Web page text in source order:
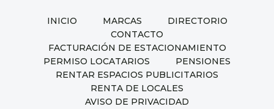
INICIO MARCAS
DIRECTORIO
CONTACTO
FACTURACIÓN DE ESTACIONAMIENTO
PERMISO LOCATARIOS
PENSIONES
RENTAR ESPACIOS PUBLICITARIOS
RENTA DE LOCALES
AVISO DE PRIVACIDAD